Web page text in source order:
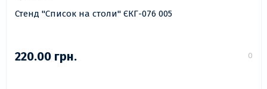
Стенд "Список на столи" ЄКГ-076 005
220.00 грн. 0